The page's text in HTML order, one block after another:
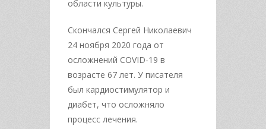
области культуры.
Скончался Сергей Николаевич
24 ноября 2020 года от
осложнений COVID-19 в
возрасте 67 лет. У писателя
был кардиостимулятор и
диабет, что осложняло
процесс лечения.